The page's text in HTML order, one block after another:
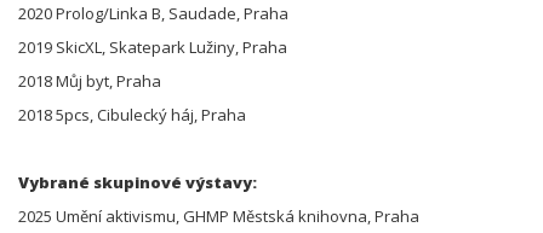
2020 Prolog/Linka B, Saudade, Praha
2019 SkicXL, Skatepark Lužiny, Praha
2018 Můj byt, Praha
2018 5pcs, Cibulecký háj, Praha
Vybrané skupinové výstavy:
2025 Umění aktivismu, GHMP Městská knihovna, Praha